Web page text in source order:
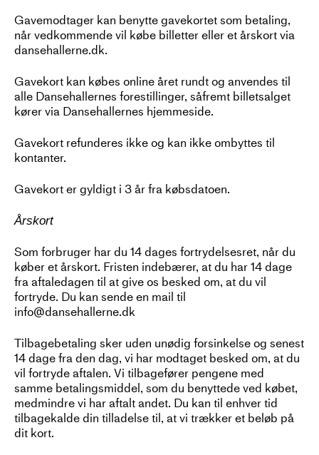
Gavemodtager kan benytte gavekortet som betaling,
når vedkommende vil købe billetter eller et årskort via
dansehallerne.dk.
Gavekort kan købes online året rundt og anvendes til
alle Dansehallernes forestillinger, såfremt billetsalget
kører via Dansehallernes hjemmeside.
Gavekort refunderes ikke og kan ikke ombyttes til
kontanter.
Gavekort er gyldigt i 3 år fra købsdatoen.
Årskort
Som forbruger har du 14 dages fortrydelsesret, når du
køber et årskort. Fristen indebærer, at du har 14 dage
fra aftaledagen til at give os besked om, at du vil
fortryde. Du kan sende en mail til
info@dansehallerne.dk
Tilbagebetaling sker uden unødig forsinkelse og senest
14 dage fra den dag, vi har modtaget besked om, at du
vil fortryde aftalen. Vi tilbagefører pengene med
samme betalingsmiddel, som du benyttede ved købet,
medmindre vi har aftalt andet. Du kan til enhver tid
tilbagekalde din tilladelse til, at vi trækker et beløb på
dit kort.